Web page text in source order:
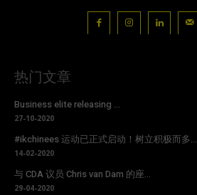
热门文章
Business elite releasing ...
27-10-2020
#ikchinees 运动已正式启动！树立积极而多...
14-02-2020
与 CDA 议员 Chris van Dam 的座...
29-04-2020